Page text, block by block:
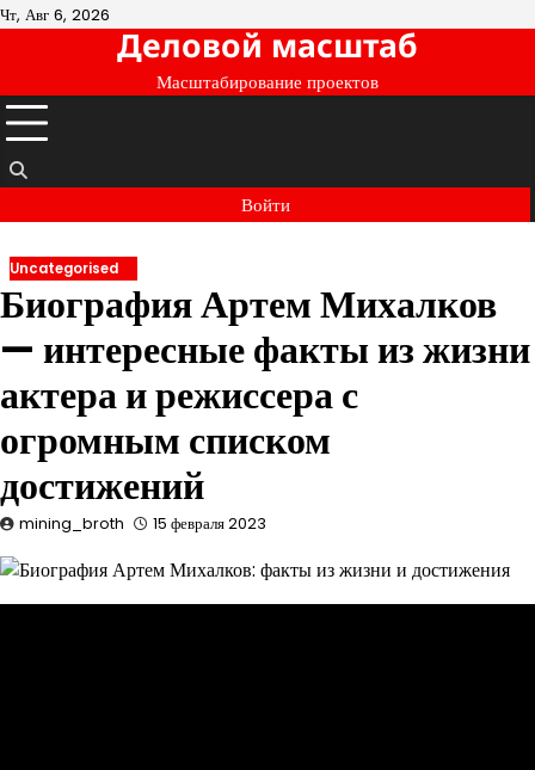
Перейти
Чт, Авг 6, 2026
Деловой масштаб
Масштабирование проектов
Войти
Uncategorised
Биография Артем Михалков
— интересные факты из жизни
актера и режиссера с
огромным списком
достижений
mining_broth 15 февраля 2023